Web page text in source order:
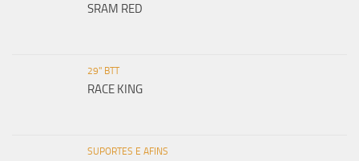
SRAM RED
29" BTT
RACE KING
SUPORTES E AFINS